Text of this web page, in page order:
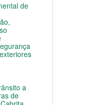
de
a
de